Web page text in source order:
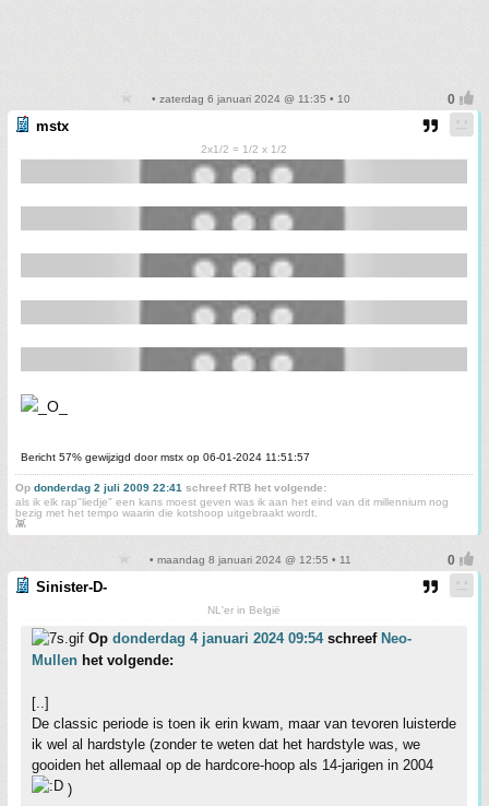
• zaterdag 6 januari 2024 @ 11:35 • 10
mstx
2x1/2 = 1/2 x 1/2
Bericht 57% gewijzigd door mstx op 06-01-2024 11:51:57
Op donderdag 2 juli 2009 22:41 schreef RTB het volgende:
als ik elk rap"liedje" een kans moest geven was ik aan het eind van dit millennium nog
bezig met het tempo waarin die kotshoop uitgebraakt wordt.
👾
• maandag 8 januari 2024 @ 12:55 • 11
Sinister-D-
NL'er in België
Op donderdag 4 januari 2024 09:54schreef Neo-
Mullen het volgende:
[..]
De classic periode is toen ik erin kwam, maar van tevoren luisterde
ik wel al hardstyle (zonder te weten dat het hardstyle was, we
gooiden het allemaal op de hardcore-hoop als 14-jarigen in 2004
)